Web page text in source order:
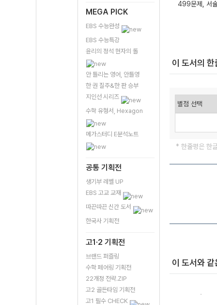
MEGA PICK
EBS 수능완성
EBS 수능특강
윤리의 정석 현자의 돌
안 틀리는 영어, 안틀영
한 권 질주&한 판 승부
지인선 시리즈
수학 유형서, Hexagon
메가스터디 E분석노트
공통 기획전
생기부 레벨 UP
EBS 고교 교재
따끈따끈 신간 도서
한국사 기획전
고1·2 기획전
브랜드 퍼즐링
수학 페어링 기획전
22개정 전략.ZIP
고2 골든타임 기획전
고1 필수 CHECK
499문제, 서
이 도서의 한
* 한줄평은 한
이 도서와